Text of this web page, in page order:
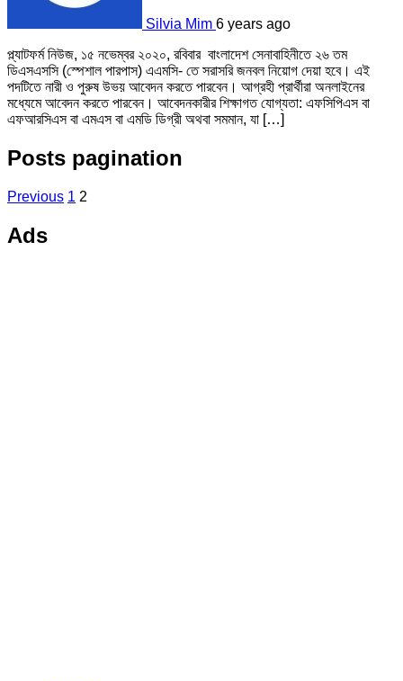
Silvia Mim 6 years ago
প্ল্যাটফর্ম নিউজ, ১৫ নভেম্বর ২০২০, রবিবার বাংলাদেশ সেনাবাহিনীতে ২৬ তম
ডিএসএসসি (স্পেশাল পারপাস) এএমসি- তে সরাসরি জনবল নিয়োগ দেয়া হবে। এই
পদটিতে নারী ও পুরুষ উভয় আবেদন করতে পারবেন। আগ্রহী প্রার্থীরা অনলাইনের
মধ্যেমে আবেদন করতে পারবেন। আবেদনকারীর শিক্ষাগত যােগ্যতা: এফসিপিএস বা
এফআরসিএস বা এমএস বা এমডি ডিগ্রী অথবা সমমান, যা […]
Posts pagination
Previous 1 2
Ads